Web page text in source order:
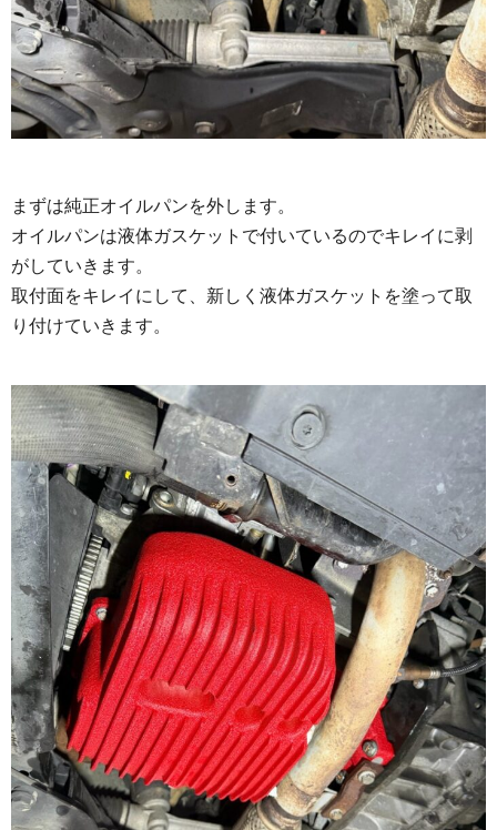
まずは純正オイルパンを外します。
オイルパンは液体ガスケットで付いているのでキレイに剥
がしていきます。
取付面をキレイにして、新しく液体ガスケットを塗って取
り付けていきます。